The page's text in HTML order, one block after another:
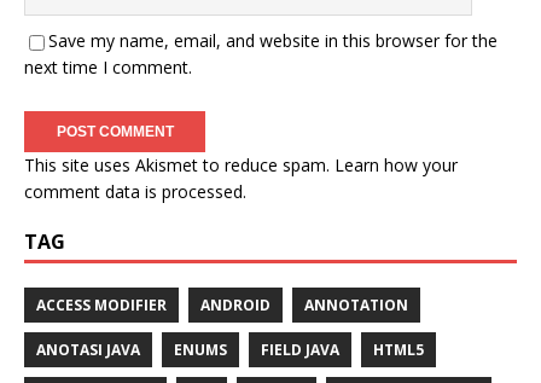
Save my name, email, and website in this browser for the
next time I comment.
This site uses Akismet to reduce spam. Learn how your
comment data is processed.
TAG
ACCESS MODIFIER ANDROID ANNOTATION
ANOTASI JAVA ENUMS FIELD JAVA HTML5